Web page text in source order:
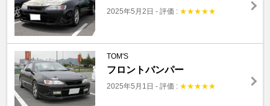
2025年5月2日 - 評価 : ★★★★★
TOM'S
フロントバンパー
2025年5月1日 - 評価 : ★★★★★